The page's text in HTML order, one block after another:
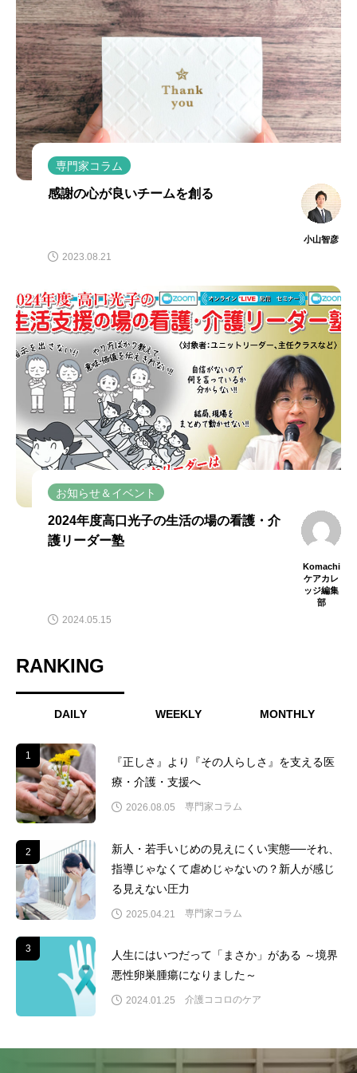
専門家コラム
感謝の心が良いチームを創る
小山智彦
2023.08.21
お知らせ＆イベント
2024年度高口光子の生活の場の看護・介
護リーダー塾
Komachi
ケアカレ
ッジ編集
部
2024.05.15
RANKING
DAILY WEEKLY MONTHLY
1
『正しさ』より『その人らしさ』を支える医
療・介護・支援へ
2026.08.05 専門家コラム
2
新人・若手いじめの見えにくい実態──それ、
指導じゃなくて虐めじゃないの？新人が感じ
る見えない圧力
2025.04.21 専門家コラム
3
人生にはいつだって「まさか」がある ～境界
悪性卵巣腫瘍になりました～
2024.01.25 介護ココロのケア